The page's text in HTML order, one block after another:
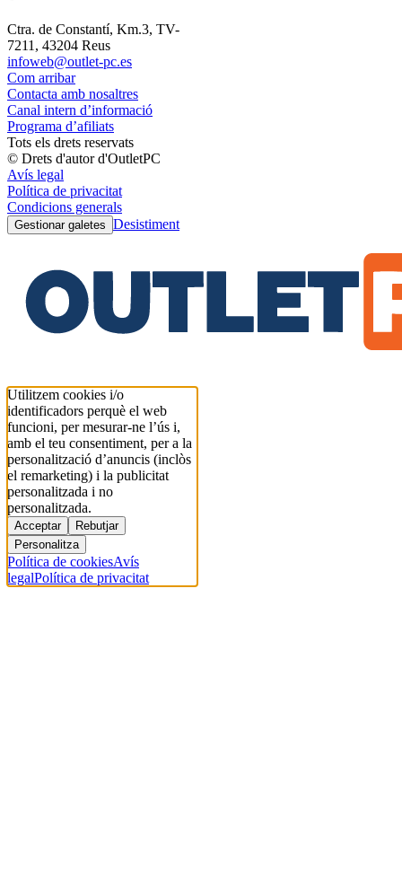
Ctra. de Constantí, Km.3, TV-
7211, 43204 Reus
infoweb@outlet-pc.es
Com arribar
Contacta amb nosaltres
Canal intern d’informació
Programa d’afiliats
Tots els drets reservats
© Drets d'autor d'OutletPC
Avís legal
Política de privacitat
Condicions generals
Gestionar galetes Desistiment
Utilitzem cookies i/o
identificadors perquè el web
funcioni, per mesurar-ne l’ús i,
amb el teu consentiment, per a la
personalització d’anuncis (inclòs
el remarketing) i la publicitat
personalitzada i no
personalitzada.
Acceptar
Rebutjar
Personalitza
Política de cookiesAvís
legalPolítica de privacitat